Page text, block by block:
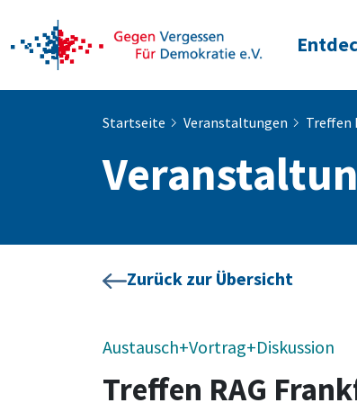
Startseite Veranstaltungen Treffen
Zurück zur Übersicht
Austausch+Vortrag+Diskussion
Treffen RAG